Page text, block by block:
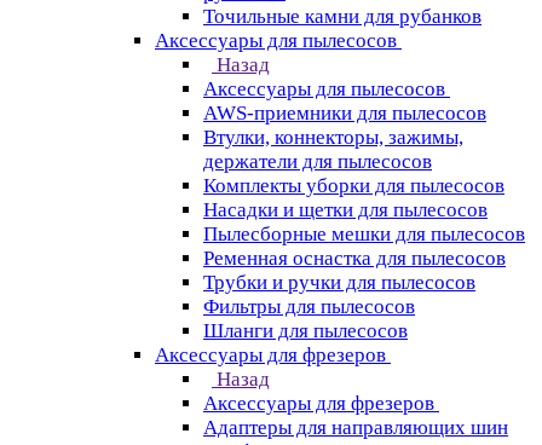
Точильные камни для рубанков
Аксессуары для пылесосов
Назад
Аксессуары для пылесосов
AWS-приемники для пылесосов
Втулки, коннекторы, зажимы,
держатели для пылесосов
Комплекты уборки для пылесосов
Насадки и щетки для пылесосов
Пылесборные мешки для пылесосов
Ременная оснастка для пылесосов
Трубки и ручки для пылесосов
Фильтры для пылесосов
Шланги для пылесосов
Аксессуары для фрезеров
Назад
Аксессуары для фрезеров
Адаптеры для направляющих шин